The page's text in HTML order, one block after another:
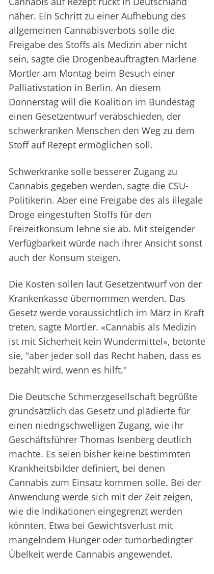
näher. Ein Schritt zu einer Aufhebung des
allgemeinen Cannabisverbots solle die
Freigabe des Stoffs als Medizin aber nicht
sein, sagte die Drogenbeauftragten Marlene
Mortler am Montag beim Besuch einer
Palliativstation in Berlin. An diesem
Donnerstag will die Koalition im Bundestag
einen Gesetzentwurf verabschieden, der
schwerkranken Menschen den Weg zu dem
Stoff auf Rezept ermöglichen soll.
Schwerkranke solle besserer Zugang zu
Cannabis gegeben werden, sagte die CSU-
Politikerin. Aber eine Freigabe des als illegale
Droge eingestuften Stoffs für den
Freizeitkonsum lehne sie ab. Mit steigender
Verfügbarkeit würde nach ihrer Ansicht sonst
auch der Konsum steigen.
Die Kosten sollen laut Gesetzentwurf von der
Krankenkasse übernommen werden. Das
Gesetz werde voraussichtlich im März in Kraft
treten, sagte Mortler. «Cannabis als Medizin
ist mit Sicherheit kein Wundermittel», betonte
sie, "aber jeder soll das Recht haben, dass es
bezahlt wird, wenn es hilft."
Die Deutsche Schmerzgesellschaft begrüßte
grundsätzlich das Gesetz und plädierte für
einen niedrigschwelligen Zugang, wie ihr
Geschäftsführer Thomas Isenberg deutlich
machte. Es seien bisher keine bestimmten
Krankheitsbilder definiert, bei denen
Cannabis zum Einsatz kommen solle. Bei der
Anwendung werde sich mit der Zeit zeigen,
wie die Indikationen eingegrenzt werden
könnten. Etwa bei Gewichtsverlust mit
mangelndem Hunger oder tumorbedingter
Übelkeit werde Cannabis angewendet.